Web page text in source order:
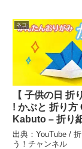
ネコ
【 子供の日 折
! かぶと 折り方
Kabuto – 折り
う！チャンネル
出典：YouTube /
う！チャンネル